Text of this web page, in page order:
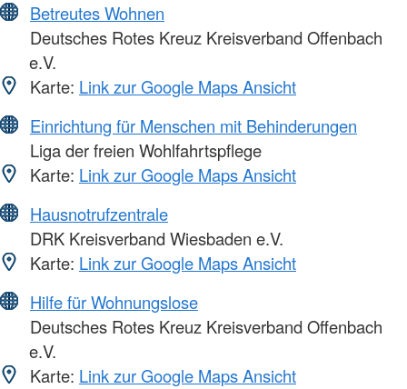
Betreutes Wohnen
Deutsches Rotes Kreuz Kreisverband Offenbach
e.V.
Karte: Link zur Google Maps Ansicht
Einrichtung für Menschen mit Behinderungen
Liga der freien Wohlfahrtspflege
Karte: Link zur Google Maps Ansicht
Hausnotrufzentrale
DRK Kreisverband Wiesbaden e.V.
Karte: Link zur Google Maps Ansicht
Hilfe für Wohnungslose
Deutsches Rotes Kreuz Kreisverband Offenbach
e.V.
Karte: Link zur Google Maps Ansicht